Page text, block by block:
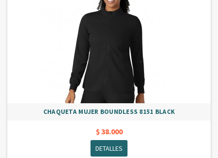
CHAQUETA MUJER BOUNDLESS 8151 BLACK
$ 38.000
DETALLES